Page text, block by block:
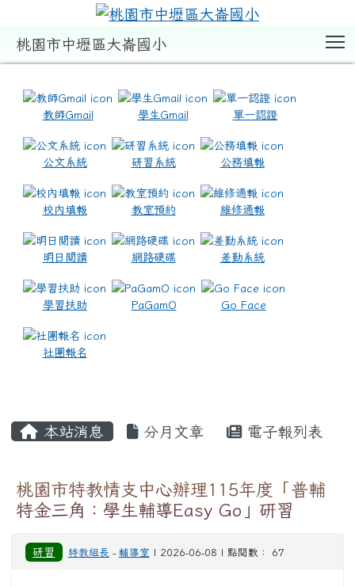
桃園市中壢區大崙國小
教師Gmail 學生Gmail 單一認證
公文系統 研習系統 公務填報
校內填報 教室預約 維修通報
明日閱讀 網路硬碟 差勤系統
學習扶助 PaGamO Go Face
社團報名
本站消息 分月文章 電子報列表
桃園市特教情支中心辦理115年度「普輔
特金三角：學生輔導Easy Go」研習
研習 特教組長 - 輔導室 | 2026-06-08 | 點閱數： 67